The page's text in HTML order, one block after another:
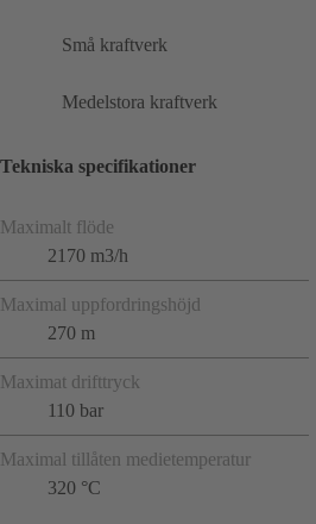
Små kraftverk
Medelstora kraftverk
Tekniska specifikationer
Maximalt flöde
2170 m3/h
Maximal uppfordringshöjd
270 m
Maximat drifttryck
110 bar
Maximal tillåten medietemperatur
320 °C